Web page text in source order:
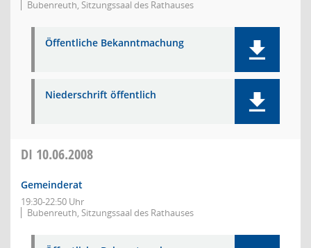
Bubenreuth, Sitzungssaal des Rathauses
Öffentliche Bekanntmachung
Niederschrift öffentlich
DI 10.06.2008
Gemeinderat
19:30-22:50 Uhr
Bubenreuth, Sitzungssaal des Rathauses